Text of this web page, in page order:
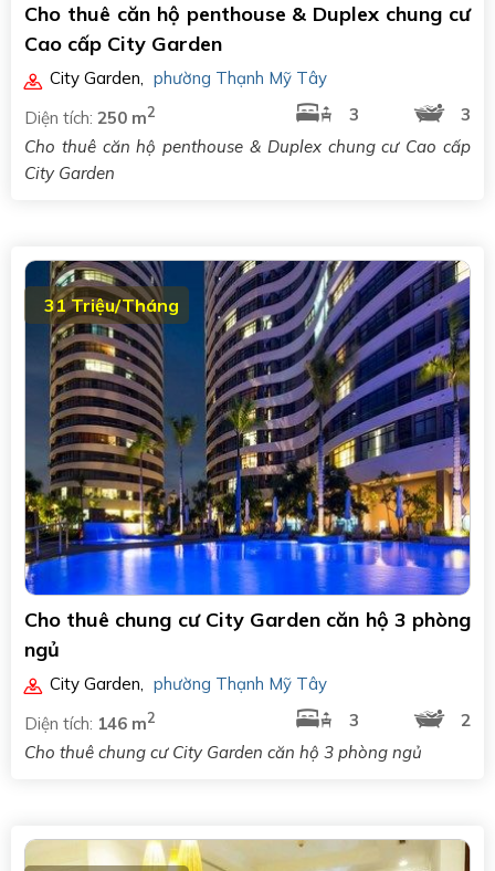
Cho thuê căn hộ penthouse & Duplex chung cư
Cao cấp City Garden
City Garden, phường Thạnh Mỹ Tây
Diện tích: 250 m2 3
3
Cho thuê căn hộ penthouse & Duplex chung cư Cao cấp
City Garden
31 Triệu/Tháng
Cho thuê chung cư City Garden căn hộ 3 phòng
ngủ
City Garden
phường Thạnh Mỹ Tây
Diện tích: 146 m2 3
2
Cho thuê chung cư City Garden căn hộ 3 phòng ngủ